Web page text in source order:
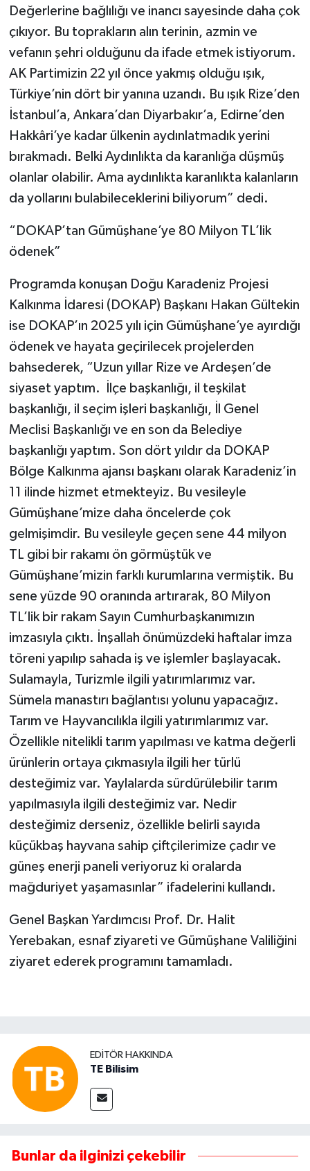
Değerlerine bağlılığı ve inancı sayesinde daha çok
çıkıyor. Bu toprakların alın terinin, azmin ve
vefanın şehri olduğunu da ifade etmek istiyorum.
AK Partimizin 22 yıl önce yakmış olduğu ışık,
Türkiye’nin dört bir yanına uzandı. Bu ışık Rize’den
İstanbul’a, Ankara’dan Diyarbakır’a, Edirne’den
Hakkâri’ye kadar ülkenin aydınlatmadık yerini
bırakmadı. Belki Aydınlıkta da karanlığa düşmüş
olanlar olabilir. Ama aydınlıkta karanlıkta kalanların
da yollarını bulabileceklerini biliyorum” dedi.
“DOKAP’tan Gümüşhane’ye 80 Milyon TL’lik
ödenek”
Programda konuşan Doğu Karadeniz Projesi
Kalkınma İdaresi (DOKAP) Başkanı Hakan Gültekin
ise DOKAP’ın 2025 yılı için Gümüşhane’ye ayırdığı
ödenek ve hayata geçirilecek projelerden
bahsederek, “Uzun yıllar Rize ve Ardeşen’de
siyaset yaptım. İlçe başkanlığı, il teşkilat
başkanlığı, il seçim işleri başkanlığı, İl Genel
Meclisi Başkanlığı ve en son da Belediye
başkanlığı yaptım. Son dört yıldır da DOKAP
Bölge Kalkınma ajansı başkanı olarak Karadeniz’in
11 ilinde hizmet etmekteyiz. Bu vesileyle
Gümüşhane’mize daha öncelerde çok
gelmişimdir. Bu vesileyle geçen sene 44 milyon
TL gibi bir rakamı ön görmüştük ve
Gümüşhane’mizin farklı kurumlarına vermiştik. Bu
sene yüzde 90 oranında artırarak, 80 Milyon
TL’lik bir rakam Sayın Cumhurbaşkanımızın
imzasıyla çıktı. İnşallah önümüzdeki haftalar imza
töreni yapılıp sahada iş ve işlemler başlayacak.
Sulamayla, Turizmle ilgili yatırımlarımız var.
Sümela manastırı bağlantısı yolunu yapacağız.
Tarım ve Hayvancılıkla ilgili yatırımlarımız var.
Özellikle nitelikli tarım yapılması ve katma değerli
ürünlerin ortaya çıkmasıyla ilgili her türlü
desteğimiz var. Yaylalarda sürdürülebilir tarım
yapılmasıyla ilgili desteğimiz var. Nedir
desteğimiz derseniz, özellikle belirli sayıda
küçükbaş hayvana sahip çiftçilerimize çadır ve
güneş enerji paneli veriyoruz ki oralarda
mağduriyet yaşamasınlar” ifadelerini kullandı.
Genel Başkan Yardımcısı Prof. Dr. Halit
Yerebakan, esnaf ziyareti ve Gümüşhane Valiliğini
ziyaret ederek programını tamamladı.
EDITÖR HAKKINDA
TE Bilisim
Bunlar da ilginizi çekebilir